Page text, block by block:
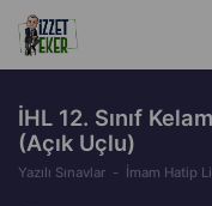
İHL 12. Sınıf
(Açık Uçlu)
Yazılı Sınavlar İmam Hatip